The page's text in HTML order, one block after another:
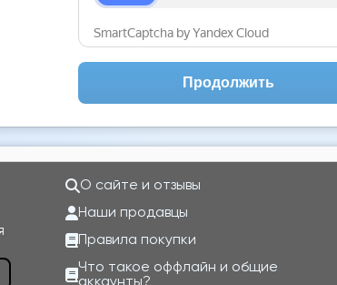
Продолжить
О сайте и отзывы
Наши продавцы
Правила покупки
Что такое оффлайн и общие